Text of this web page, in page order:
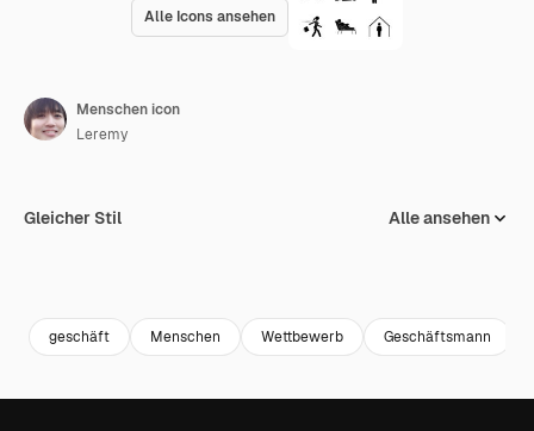
Alle Icons ansehen
Menschen icon
Leremy
Gleicher Stil Alle ansehen
geschäft Menschen Wettbewerb Geschäftsmann